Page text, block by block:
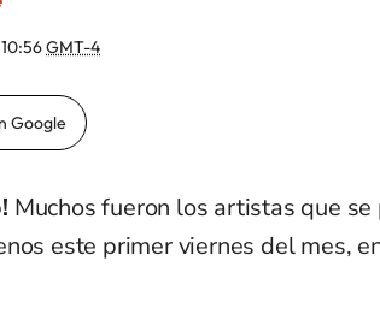
GMT-4
Google
Muchos fueron los artistas que
este primer viernes del mes,